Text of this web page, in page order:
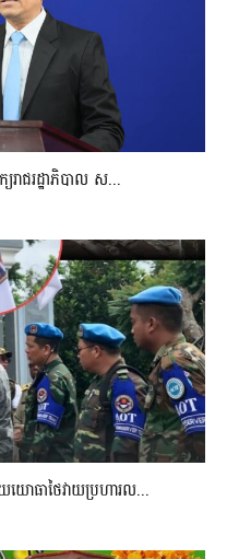
ាជរដ្ឋាភិបាល ស...
យោធាថៃវាយប្រហារល...